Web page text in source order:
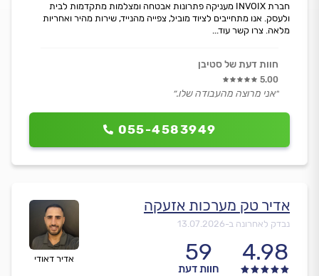
055-4583949
חברת INVOIX מעניקה פתרונות אבטחה ומצלמות מתקדמות לבית
ולעסק. אנו מתחייבים לציוד מוביל, צפייה מהנייד, שירות מהיר ואחריות
מלאה. צרו קשר עוד...
חוות דעת של סטיבן
5.00
״אני מרוצה מהעבודה שלו.״
אדיר דאודי
אדיר טק מערכות אזעקה
נבדק לאחרונה ב-13.07.2026
4.98
59
חוות דעת